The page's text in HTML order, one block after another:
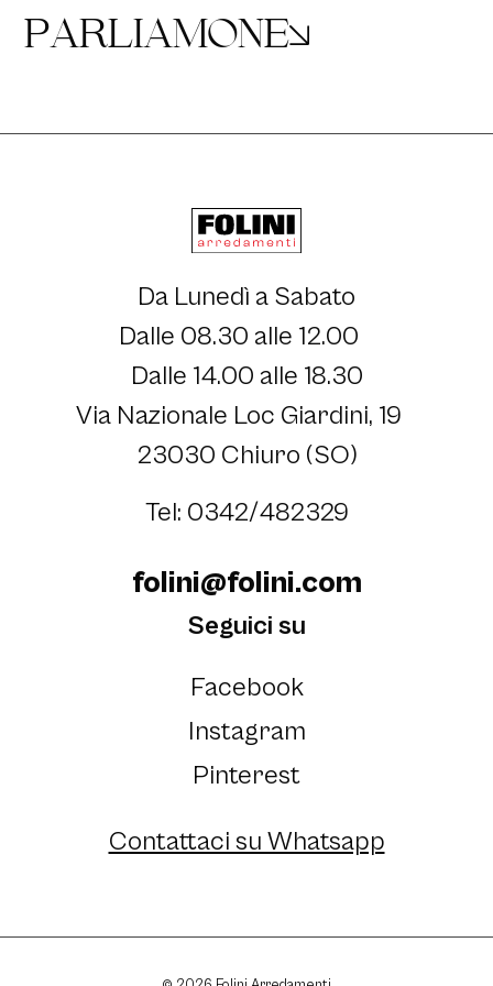
PARLIAMONE
Da Lunedì a Sabato
Dalle 08.30 alle 12.00
Dalle 14.00 alle 18.30
Via Nazionale Loc Giardini, 19
23030 Chiuro (SO)
Tel: 0342/482329
folini@folini.com
Seguici su
Facebook
Instagram
Pinterest
Contattaci su Whatsapp